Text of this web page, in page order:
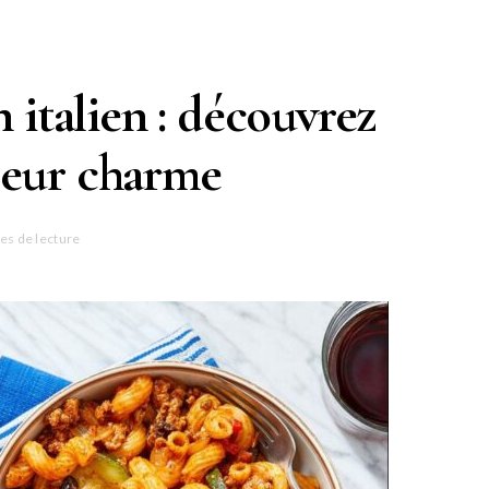
italien : découvrez
charme
de lecture